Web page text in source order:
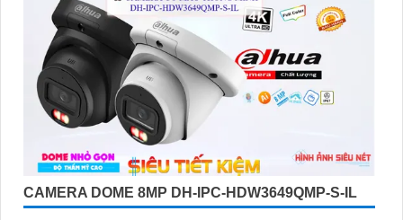
CAMERA DOME 8MP DH-IPC-HDW3649QMP-S-IL